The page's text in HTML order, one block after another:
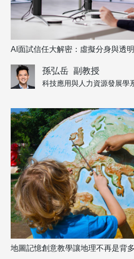
AI面試信任大解密：虛擬分身與透
孫弘岳 副教授
科技應用與人力資源發展學
地圖記憶創意教學讓地理不再是背